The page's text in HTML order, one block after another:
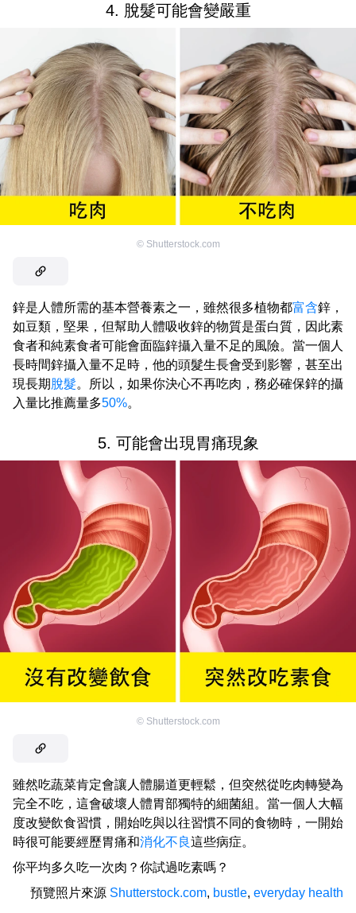
4. 脫髮可能會變嚴重
© Shutterstock.com
鋅是人體所需的基本營養素之一，雖然很多植物都富含鋅，
如豆類，堅果，但幫助人體吸收鋅的物質是蛋白質，因此素
食者和純素食者可能會面臨鋅攝入量不足的風險。當一個人
長時間鋅攝入量不足時，他的頭髮生長會受到影響，甚至出
現長期脫髮。所以，如果你決心不再吃肉，務必確保鋅的攝
入量比推薦量多50%。
5. 可能會出現胃痛現象
© Shutterstock.com
雖然吃蔬菜肯定會讓人體腸道更輕鬆，但突然從吃肉轉變為
完全不吃，這會破壞人體胃部獨特的細菌組。當一個人大幅
度改變飲食習慣，開始吃與以往習慣不同的食物時，一開始
時很可能要經歷胃痛和消化不良這些病症。
你平均多久吃一次肉？你試過吃素嗎？
預覽照片來源 Shutterstock.com, bustle, everyday health